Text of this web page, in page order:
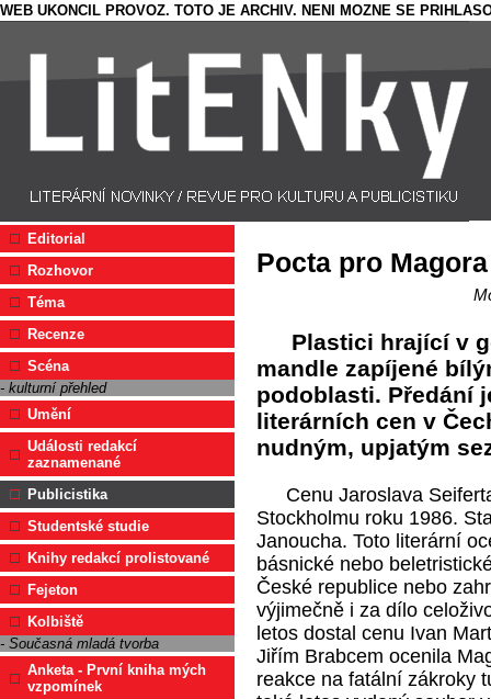
WEB UKONCIL PROVOZ. TOTO JE ARCHIV. NENI MOZNE SE
Editorial
Rozhovor
Téma
Recenze
Scéna
- kulturní přehled
Umění
Události redakcí
zaznamenané
Publicistika
Studentské studie
Knihy redakcí prolistované
Fejeton
Kolbiště
- Současná mladá tvorba
Anketa - První kniha mých
vzpomínek
Pocta pro Magora
Plastici hrající v
mandle zapíjené
podoblasti. Předání
literárních cen v
nudným, upjatým
Cenu Jaroslava
Stockholmu roku 1986.
Janoucha. Toto literární
básnické nebo
České republice nebo
výjimečně i za dílo
letos dostal cenu Ivan
Jiřím Brabcem ocenila
reakce na fatální zákroky